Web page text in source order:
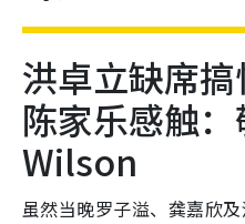
洪卓立缺席
陈家乐感触
Wilson
虽然当晚罗子溢、龚嘉欣